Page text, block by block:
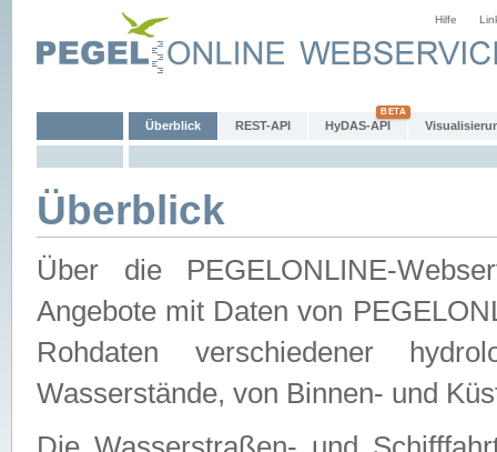
Hilfe
Überblick REST-API HyDAS-API
Überblick
Über die PEGELONLINE-
Angebote mit Daten von
Rohdaten verschiedener
Wasserstände, von Binnen- und